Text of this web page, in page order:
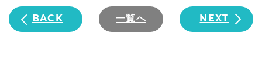
BACK 一覧へ NEXT